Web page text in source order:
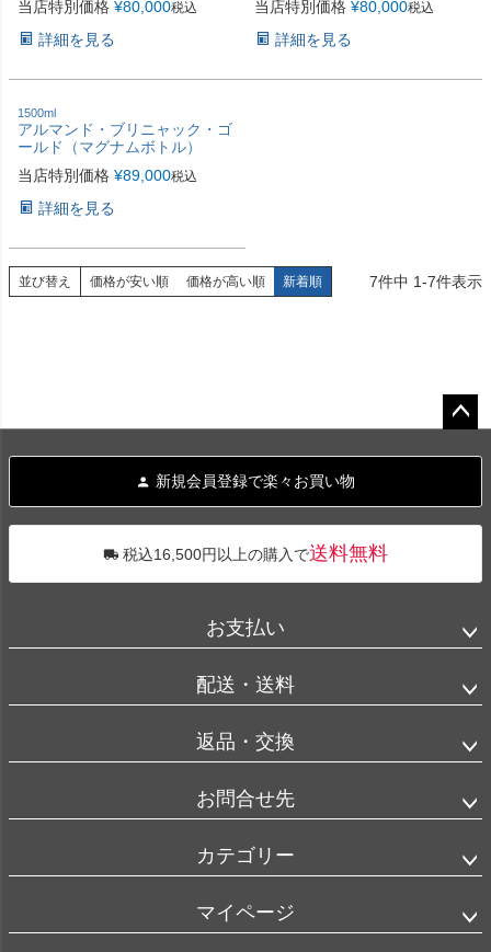
当店特別価格 ¥80,000税込
詳細を見る
当店特別価格 ¥80,000税込
詳細を見る
1500ml
アルマンド・ブリニャック・ゴ
ールド（マグナムボトル）
当店特別価格 ¥89,000税込
詳細を見る
並び替え 価格が安い順 価格が高い順 新着順 7件中 1-7件表示
へ
新規会員登録で楽々お買い物
税込16,500円以上の購入で送料無料
お支払い
配送・送料
返品・交換
お問合せ先
カテゴリー
マイページ